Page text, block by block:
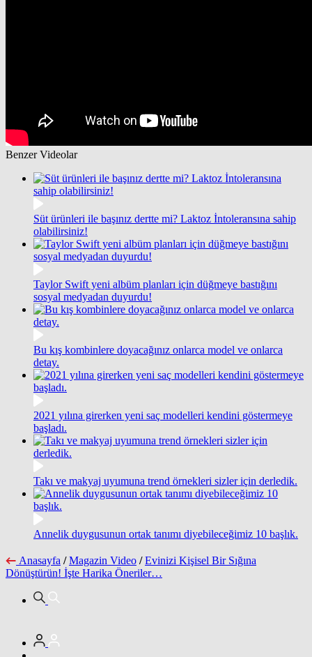
Benzer Videolar
Süt ürünleri ile başınız dertte mi? Laktoz İntoleransına sahip
olabilirsiniz!
Taylor Swift yeni albüm planları için düğmeye bastığını
sosyal medyadan duyurdu!
Bu kış kombinlere doyacağınız onlarca model ve onlarca
detay.
2021 yılına girerken yeni saç modelleri kendini göstermeye
başladı.
Takı ve makyaj uyumuna trend örnekleri sizler için derledik.
Annelik duygusunun ortak tanımı diyebileceğimiz 10 başlık.
Anasayfa / Magazin Video / Evinizi Kişisel Bir Sığına
Dönüştürün! İşte Harika Öneriler…